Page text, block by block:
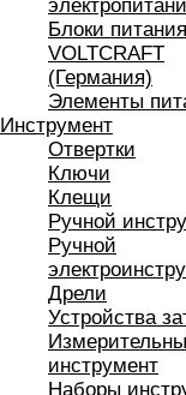
Блоки питания
VOLTCRAFT
(Германия)
Элементы
Инструмент
Отвертки
Ключи
Клещи
Ручной
Ручной
Дрели
Устройства
инструмент
Наборы